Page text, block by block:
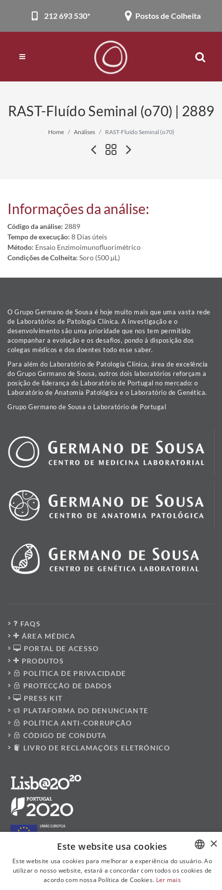
212 693 530* Postos de Colheita
RAST-Fluído Seminal (o70) | 2889
Home Análises RAST-Fluído Seminal (o70)
Informações da análise:
Código da análise: 2889
Tempo de execução: 8 Dias úteis
Método: Ensaio Enzimoimunofluorimétrico
Condições de Colheita: Soro (500 µL)
O Grupo Germano de Sousa é hoje muito mais que uma vasta rede
de Laboratórios de Patologia Clínica. A investigação e o
desenvolvimento são uma prioridade que nos tem permitido
acompanhar a evolução e os desafios, pondo à disposição dos
colegas médicos e dos doentes todo esse saber.
Para além do Laboratório de Patologia Clínica, área de excelência
do Grupo Germano de Sousa, outros dois laboratórios reforçam a
posição de liderança do Laboratório de Portugal no mercado: o
Laboratório de Anatomia Patológica e o Laboratório de Genética.
Grupo Germano de Sousa o Laboratório de Portugal
FAQS
ÁREA MÉDICA
PORTAL DE ACESSO
PRODUTOS
POLÍTICA DE PRIVACIDADE
PROTECÇÃO DE DADOS
PRESS KIT
PLATAFORMA DO DENUNCIANTE
POLÍTICA ANTI-CORRUPÇÃO
CÓDIGO DE CONDUTA
LIVRO DE RECLAMAÇÕES ELETRÓNICO
Siga-nos nas redes sociais:
PORTUGUESE
×
Este website usa cookies
Este website usa cookies para melhorar a experiência do usuário. Ao
utilizar o nosso website, estará a concordar com todos os cookies de
acordo com nossa Política de Cookies. Ler mais